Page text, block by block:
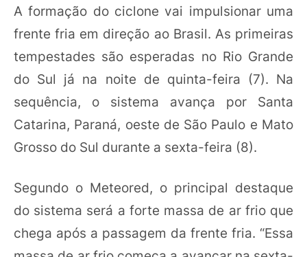
A formação do ciclone vai impulsionar uma
frente fria em direção ao Brasil. As primeiras
tempestades são esperadas no Rio Grande
do Sul já na noite de quinta-feira (7). Na
sequência, o sistema avança por Santa
Catarina, Paraná, oeste de São Paulo e Mato
Grosso do Sul durante a sexta-feira (8).
Segundo o Meteored, o principal destaque
do sistema será a forte massa de ar frio que
chega após a passagem da frente fria. “Essa